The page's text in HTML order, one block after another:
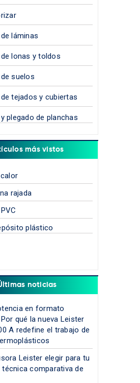
láminas
lonas y toldos
suelos
tejados y cubiertas
plegado de planchas
más vistos
rajada
plástico
noticias
en formato
qué la nueva Leister
A redefine el trabajo de
Leister elegir para tu
técnica comparativa de